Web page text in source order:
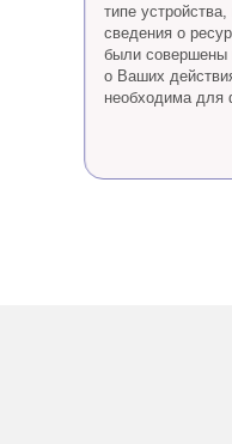
типе
сведения о
были совершены
о Ваших
необходима для
проведения
Eсли Вы
сайтом, если Вы